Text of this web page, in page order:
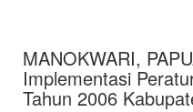
MANOKWARI,
Implementasi
Tahun 2006